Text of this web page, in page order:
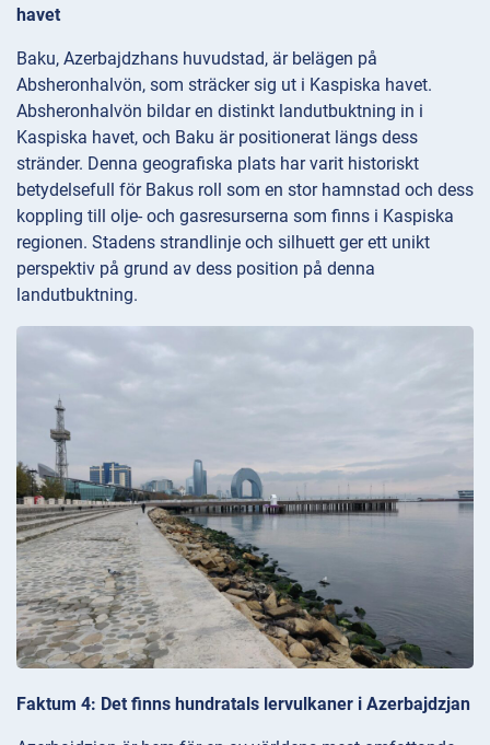
havet
Baku, Azerbajdzhans huvudstad, är belägen på
Absheronhalvön, som sträcker sig ut i Kaspiska havet.
Absheronhalvön bildar en distinkt landutbuktning in i
Kaspiska havet, och Baku är positionerat längs dess
stränder. Denna geografiska plats har varit historiskt
betydelsefull för Bakus roll som en stor hamnstad och dess
koppling till olje- och gasresurserna som finns i Kaspiska
regionen. Stadens strandlinje och silhuett ger ett unikt
perspektiv på grund av dess position på denna
landutbuktning.
Faktum 4: Det finns hundratals lervulkaner i Azerbajdzjan